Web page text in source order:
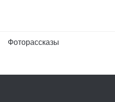
Фоторассказы